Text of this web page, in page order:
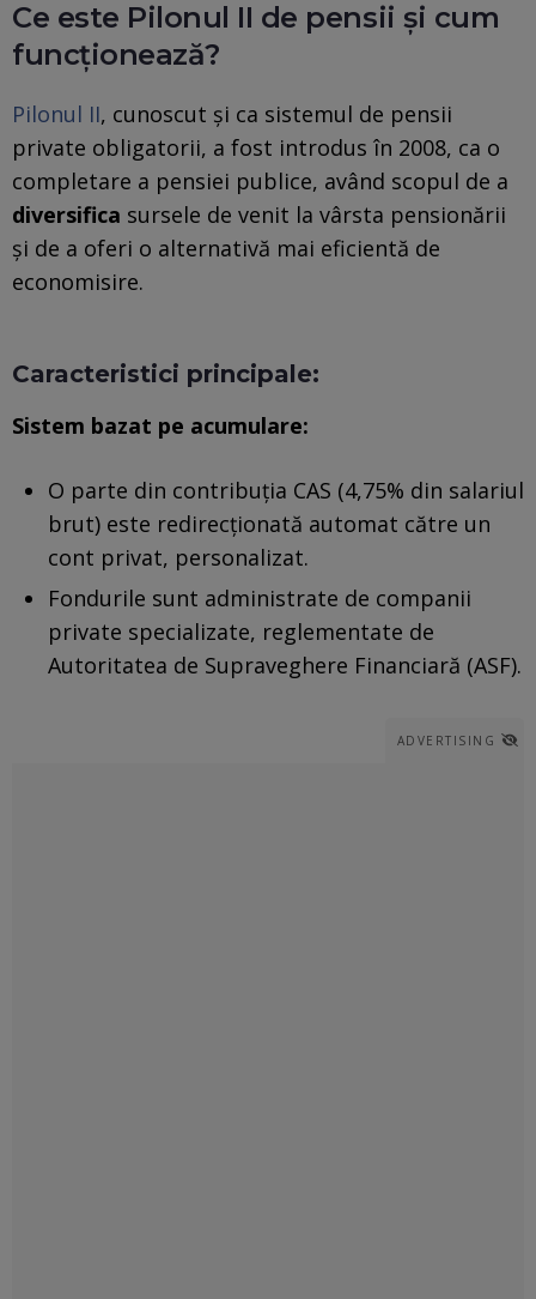
Ce este Pilonul II de pensii și cum
funcționează?
Pilonul II, cunoscut și ca sistemul de pensii
private obligatorii, a fost introdus în 2008, ca o
completare a pensiei publice, având scopul de a
diversifica sursele de venit la vârsta pensionării
și de a oferi o alternativă mai eficientă de
economisire.
Caracteristici principale:
Sistem bazat pe acumulare:
O parte din contribuția CAS (4,75% din salariul
brut) este redirecționată automat către un
cont privat, personalizat.
Fondurile sunt administrate de companii
private specializate, reglementate de
Autoritatea de Supraveghere Financiară (ASF).
ADVERTISING